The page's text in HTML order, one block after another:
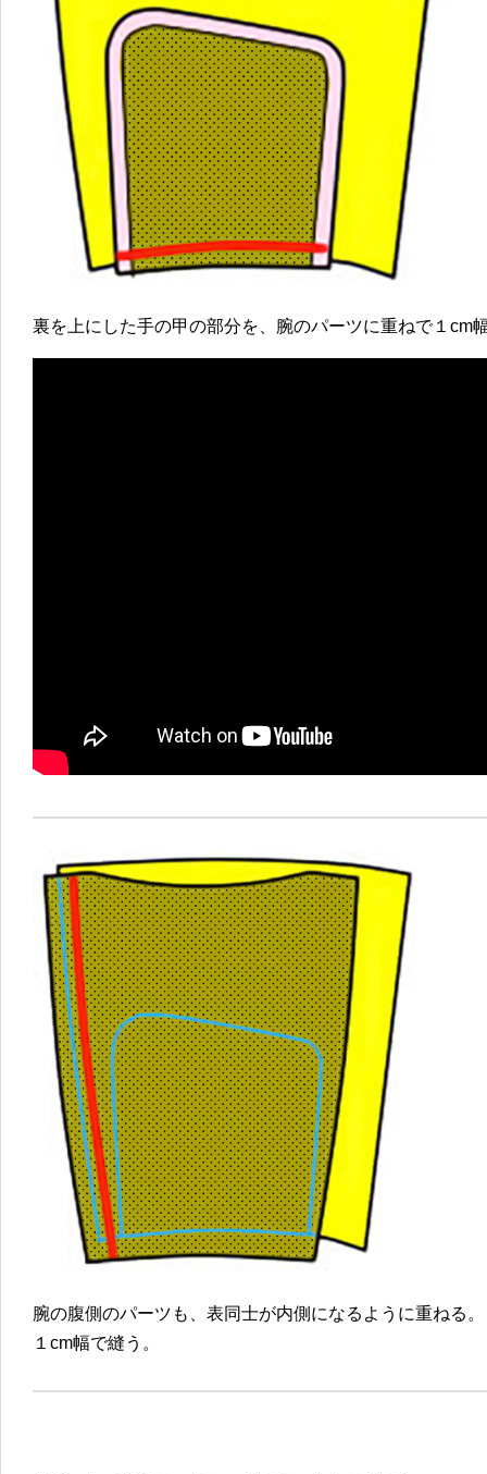
裏を上にした手の甲の部分を、腕のパーツに重ねで１cm
腕の腹側のパーツも、表同士が内側になるように重ねる。
１cm幅で縫う。